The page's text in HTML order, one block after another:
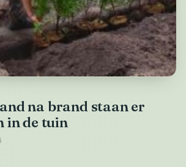
na brand staan er
in de tuin